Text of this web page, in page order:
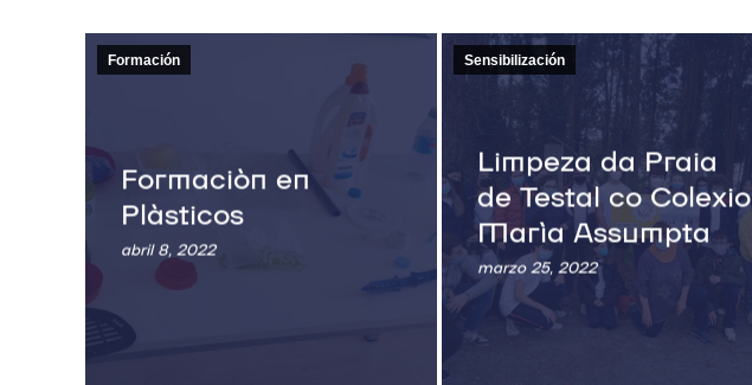
Formación
Formación en
Plásticos
abril 8, 2022
Sensibilización
Limpeza da Praia
de Testal co Colexio
María Assumpta
marzo 25, 2022